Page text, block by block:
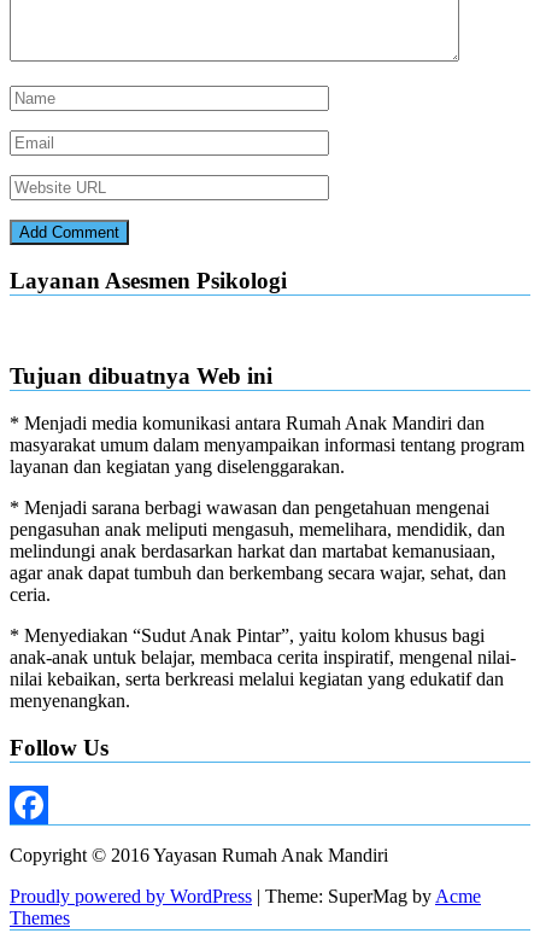
Layanan Asesmen Psikologi
Tujuan dibuatnya Web ini
* Menjadi media komunikasi antara Rumah Anak Mandiri dan
masyarakat umum dalam menyampaikan informasi tentang program
layanan dan kegiatan yang diselenggarakan.
* Menjadi sarana berbagi wawasan dan pengetahuan mengenai
pengasuhan anak meliputi mengasuh, memelihara, mendidik, dan
melindungi anak berdasarkan harkat dan martabat kemanusiaan,
agar anak dapat tumbuh dan berkembang secara wajar, sehat, dan
ceria.
* Menyediakan “Sudut Anak Pintar”, yaitu kolom khusus bagi
anak-anak untuk belajar, membaca cerita inspiratif, mengenal nilai-
nilai kebaikan, serta berkreasi melalui kegiatan yang edukatif dan
menyenangkan.
Follow Us
Copyright © 2016 Yayasan Rumah Anak Mandiri
Proudly powered by WordPress | Theme: SuperMag by Acme
Themes